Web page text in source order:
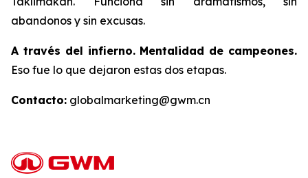
abandonos y sin excusas.
A través del infierno. Mentalidad de campeones.
Eso fue lo que dejaron estas dos etapas.
Contacto: globalmarketing@gwm.cn